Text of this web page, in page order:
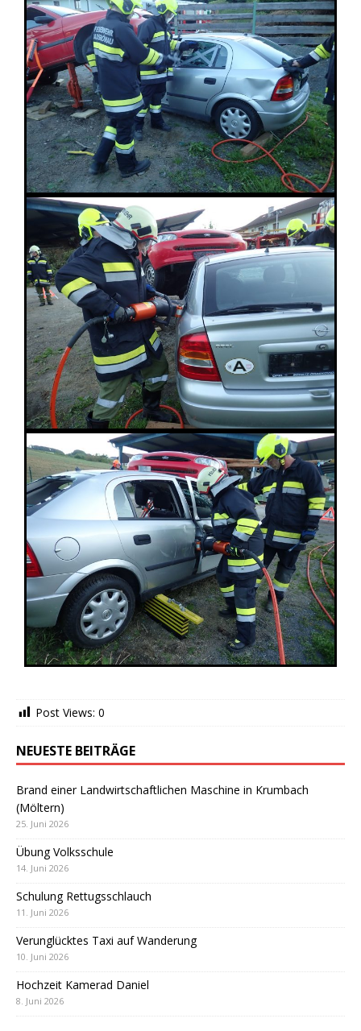
Post Views: 0
NEUESTE BEITRÄGE
Brand einer Landwirtschaftlichen Maschine in Krumbach
(Möltern)
25. Juni 2026
Übung Volksschule
14. Juni 2026
Schulung Rettugsschlauch
11. Juni 2026
Verunglücktes Taxi auf Wanderung
10. Juni 2026
Hochzeit Kamerad Daniel
8. Juni 2026